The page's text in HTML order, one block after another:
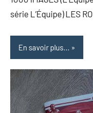
série L’Équipe) LES
En savoir plus...